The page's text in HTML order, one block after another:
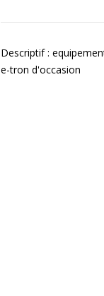
Descriptif :
e-tron d'occasion